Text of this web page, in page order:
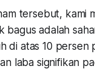
tersebut, kami
bagus adalah
di atas 10 persen
laba signifikan